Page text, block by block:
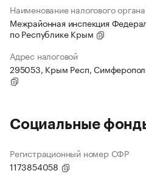
Наименование налогового органа
Межрайонная инспекция
по Республике Крым
Адрес налоговой
295053, Крым Респ,
Социальные
Регистрационный номер СФР
1173854058